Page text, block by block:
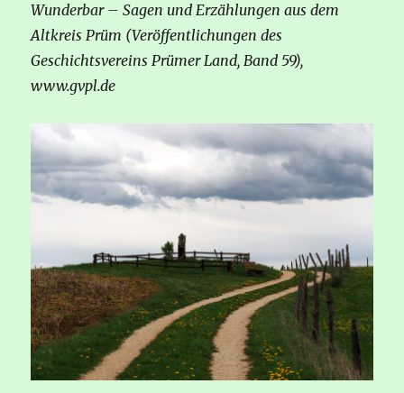
Wunderbar – Sagen und Erzählungen aus dem
Altkreis Prüm (Veröffentlichungen des
Geschichtsvereins Prümer Land, Band 59),
www.gvpl.de